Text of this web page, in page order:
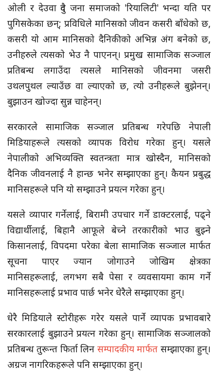
ओली र देउवा दुवै जना समाजको 'रियालिटी' भन्दा यति पर
पुगिसकेका छन्; प्रविधिले मानिसको जीवन कसरी बाँधेको छ,
कसरी यो आम मानिसको दैनिकीको अभिन्न अंग बनेको छ,
उनीहरुले त्यसको भेउ नै पाएनन्। प्रमुख सामाजिक सञ्जाल
प्रतिबन्ध लगाउँदा त्यसले मानिसको जीवनमा जसरी
उथलपुथल ल्याउँछ वा ल्याएको छ, त्यो उनीहरूले बुझेनन्।
बुझाउन खोज्दा सुन्न चाहेनन्।
सरकारले सामाजिक सञ्जाल प्रतिबन्ध गरेपछि नेपाली
मिडियाहरूले त्यसको व्यापक विरोध गरेका हुन्। यसले
नेपालीको अभिव्यक्ति स्वतन्त्रता मात्र खोस्दैन, मानिसको
दैनिक जीवनलाई नै हान्छ भनेर सम्झाएका हुन्। कैयन प्रबुद्ध
मानिसहरूले पनि यो सम्झाउने प्रयत्न गरेका हुन्।
यसले व्यापार गर्नेलाई, बिरामी उपचार गर्ने डाक्टरलाई, पढ्ने
विद्यार्थीलाई, बिहानै आफूले बेच्ने तरकारीको भाउ बुझ्ने
किसानलाई, विपदमा परेका बेला सामाजिक सञ्जाल मार्फत
सूचना पाएर ज्यान जोगाउने जोखिम क्षेत्रका
मानिसहरूलाई, लगभग सबै पेसा र व्यवसायमा काम गर्ने
मानिसहरूलाई प्रभाव पार्छ भनेर धेरैले सम्झाएका हुन्।
धेरै मिडियाले स्टोरीहरू गरेर यसले पार्ने व्यापक प्रभावबारे
सरकारलाई बुझाउने प्रयत्न गरेका हुन्। सामाजिक सञ्जालको
प्रतिबन्ध तुरून्त फिर्ता लिन सम्पादकीय मार्फत सम्झाएका हुन्।
अग्रज नागरिकहरूले पनि सम्झाएका हुन्।